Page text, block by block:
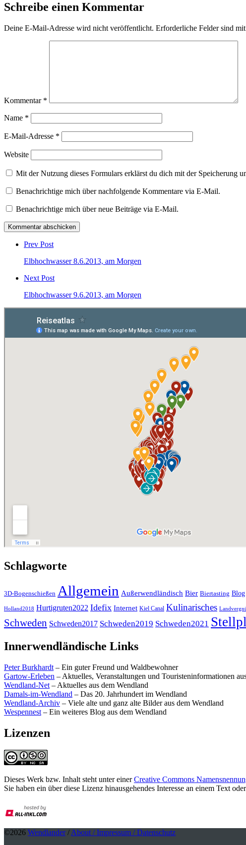
Schreibe einen Kommentar
Deine E-Mail-Adresse wird nicht veröffentlicht. Erforderliche Felder sind mit
Kommentar *
Name *
E-Mail-Adresse *
Website
Mit der Nutzung dieses Formulars erklärst du dich mit der Speicherung
Benachrichtige mich über nachfolgende Kommentare via E-Mail.
Benachrichtige mich über neue Beiträge via E-Mail.
Post
comment
Prev Post
Elbhochwasser 8.6.2013, am Morgen
Next Post
Elbhochwasser 9.6.2013, am Morgen
Schlagworte
3D-Bogenschießen Allgemein Außerwendländisch Bier Biertasting Blog
Holland2018 Hurtigruten2022 Idefix Internet Kiel Canal Kulinarisches
Schweden Schweden2017 Schweden2019 Schweden2021
Innerwendländische Links
Peter Burkhardt – Ein guter Freund und Waldbewohner
Gartow-Erleben – Aktuelles, Veranstaltungen und Touristeninformationen
Wendland-Net – Aktuelles aus dem Wendland
Damals-im-Wendland – Das 20. Jahrhundert im Wendland
Wendland-Archiv – Viele alte und ganz alte Bilder aus dem Wendland
Wespennest – Ein weiteres Blog aus dem Wendland
Lizenzen
Dieses Werk bzw. Inhalt steht unter einerCreative Commons
Sie haben ein über diese Lizenz hinausgehendes Interesse an einem Text
©2026 Wendlander/ About / Impressum / Datenschutz